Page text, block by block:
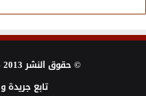
© حقوق النشر 2013 ، الحقوق محفوظة |
تابع